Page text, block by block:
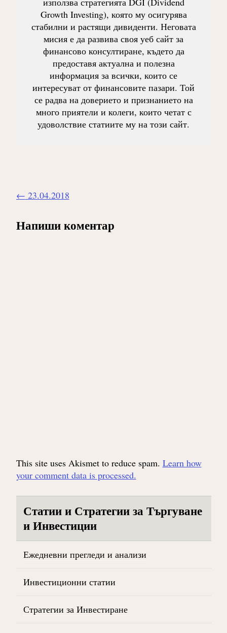
Growth Investing), която му осигурява
стабилни и растящи дивиденти. Неговата
мисия е да развива своя уеб сайт за
финансово консултиране, където да
предоставя актуална и полезна
информация за всички, които се
интересуват от финансовите пазари. Той
се радва на доверието и признанието на
много приятели и колеги, които четат с
удоволствие статиите му на този сайт.
Навигиране
публикацията
← 23.04.2018
Напиши коментар
This site uses Akismet to reduce spam. Learn how
your comment data is processed.
Статии и Стратегии за Търгуване
и Инвестиции
Ежедневни прегледи и анализи
Инвестиционни статии
Стратегии за Инвестиране